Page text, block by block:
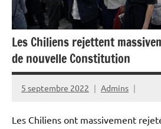
Les Chiliens rejettent
de nouvelle Constitution
5 septembre 2022 Admins
Les Chiliens ont massivement